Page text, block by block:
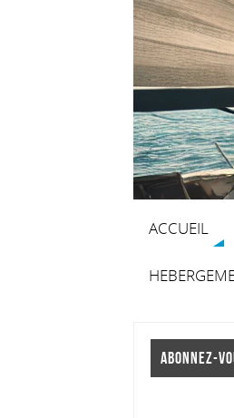
ACCUEIL
ABONNEZ-